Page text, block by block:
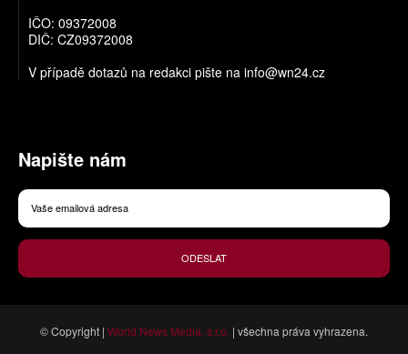
IČO: 09372008
DIČ: CZ09372008
V případě dotazů na redakci pište na info@wn24.cz
Napište nám
ODESLAT
© Copyright | World News Media, s.r.o. | všechna práva vyhrazena.